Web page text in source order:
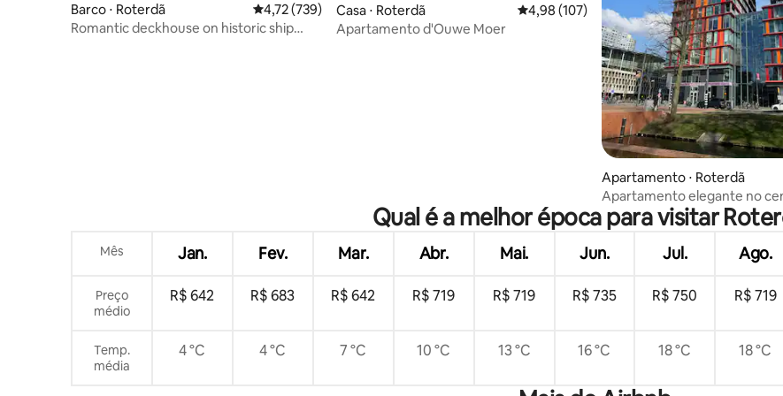
Barco ⋅ Roterdã 4,72 de uma avaliação média de 5, 739 avaliações
4,72 (739)
Romantic deckhouse on historic ship
Casa ⋅ Roterdã 4,98 de uma avaliação média de 5, 107
4,98 (107)
Apartamento d'Ouwe Moer
Apartamento ⋅ Roterdã
Apartamento elegante no
Roterdã
Qual é a melhor época para visitar
Mês Jan. Fev. Mar. Abr. Mai. Jun. Jul. Ago.
Preço
médio
R$ 642 R$ 683 R$ 642 R$ 719 R$ 719 R$ 735 R$ 750 R$ 719
Temp.
média
4 °C 4 °C 7 °C 10 °C 13 °C 16 °C 18 °C 18 °C